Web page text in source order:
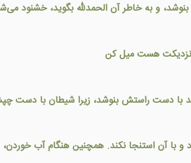
بنوشد، و به خاطر آن الحمدلله بگويد، خشنود
نزدیکت هست میل کن
با دست راستش بنوشد، زیرا شیطان با
و با آن استنجا نکند. همچنين هنگام آب